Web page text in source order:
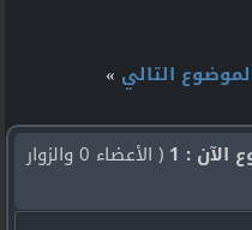
التالي »
: 1
( الأعضاء 0 والزوار